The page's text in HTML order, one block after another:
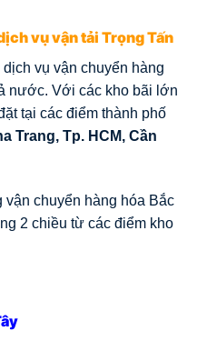
vụ vận tải Trọng Tấn
dịch vụ vận chuyển hàng
nước. Với các kho bãi lớn
tại các điểm thành phố
Trang, Tp. HCM, Cần
chuyển hàng hóa Bắc
2 chiều từ các điểm kho